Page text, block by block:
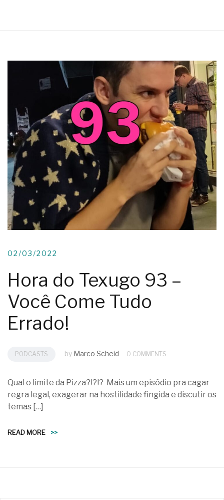
02/03/2022
Hora do Texugo 93 –
Você Come Tudo
Errado!
PODCASTS by Marco Scheid 0 COMMENTS
Qual o limite da Pizza?!?!? Mais um episódio pra cagar
regra legal, exagerar na hostilidade fingida e discutir os
temas […]
READ MORE >>